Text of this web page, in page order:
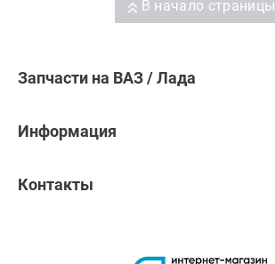
В начало страницы
Запчасти на ВАЗ / Лада
Информация
Контакты